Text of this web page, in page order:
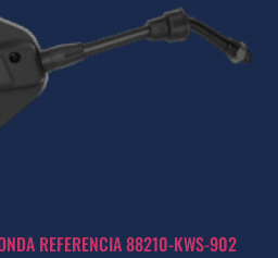
REFERENCIA 88210-KWS-902